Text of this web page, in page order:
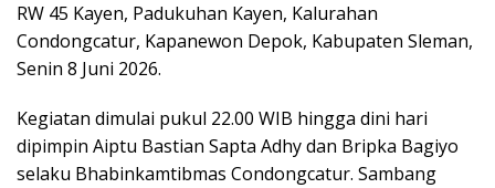
RW 45 Kayen, Padukuhan Kayen, Kalurahan
Condongcatur, Kapanewon Depok, Kabupaten Sleman,
Senin 8 Juni 2026.
Kegiatan dimulai pukul 22.00 WIB hingga dini hari
dipimpin Aiptu Bastian Sapta Adhy dan Bripka Bagiyo
selaku Bhabinkamtibmas Condongcatur. Sambang